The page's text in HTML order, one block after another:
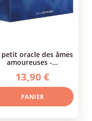
amoureuses -...
13,90 €
PANIER